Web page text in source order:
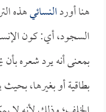
هنا أوردالنسائيهذه
السجود، أي: كون
بمعنى أنه يرد شعره
بطاقية أو بغيرها،